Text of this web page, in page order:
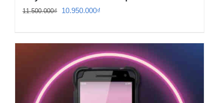
11.500.000₫
Giá
11.500.000₫.
10.950.000₫Giá
là:
10.950.000₫.